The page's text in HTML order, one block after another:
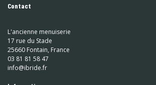
Contact
L'ancienne menuiserie
17 rue du Stade
25660 Fontain, France
03 81 81 58 47
info@ibride.fr